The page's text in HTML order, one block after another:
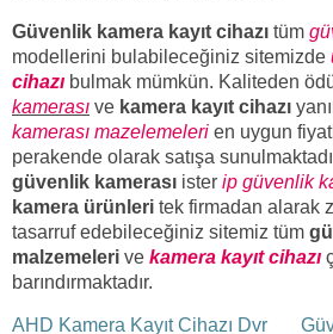
Güvenlik kamera kayıt cihazı tüm
modellerini bulabileceğiniz sitemizde
cihazı bulmak mümkün. Kaliteden
kamerası ve kamera kayıt cihazı
kamerası mazelemeleri en uygun
perakende olarak satışa
güvenlik kamerası ister ip güvenlik
kamera ürünleri tek firmadan alarak
tasarruf edebileceğiniz sitemiz tüm
malzemeleri ve kamera kayıt cihazı
barındırmaktadır.
AHD Kamera Kayıt Cihazı Dvr